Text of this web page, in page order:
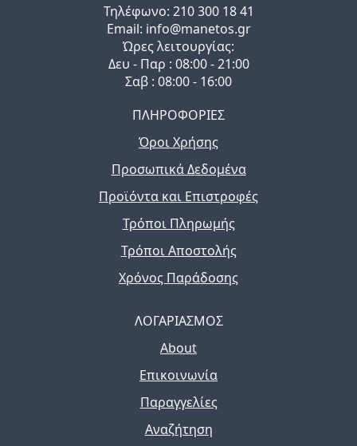
Τηλέφωνo: 210 300 18 41
Email: info@manetos.gr
Ώρες λειτουργίας:
Δευ - Παρ : 08:00 - 21:00
Σαβ : 08:00 - 16:00
ΠΛΗΡΟΦΟΡΙΕΣ
Όροι Χρήσης
Προσωπικά Δεδομένα
Προϊόντα και Επιστροφές
Τρόποι Πληρωμής
Τρόποι Αποστολής
Χρόνος Παράδοσης
ΛΟΓΑΡΙΑΣΜΟΣ
About
Επικοινωνία
Παραγγελίες
Αναζήτηση